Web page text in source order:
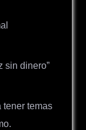
sin dinero”
tener temas